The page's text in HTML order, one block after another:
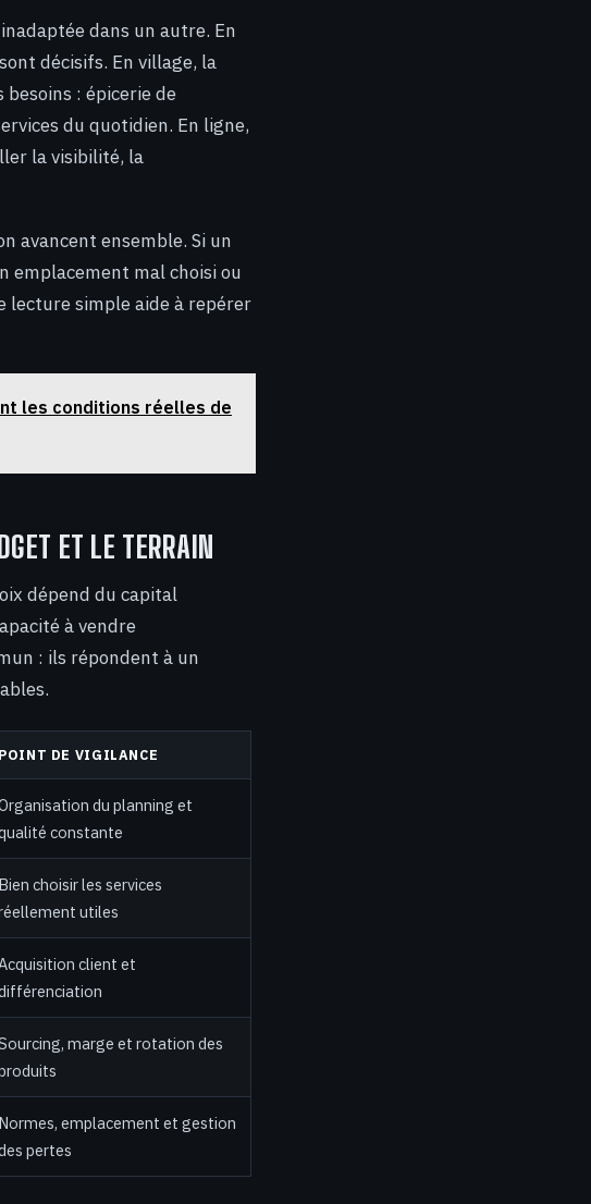
dans un autre. En
décisifs. En village, la
: épicerie de
du quotidien. En ligne,
la visibilité, la
avancent ensemble. Si un
emplacement mal choisi ou
lecture simple aide à repérer
les conditions réelles de
ET LE TERRAIN
dépend du capital
à vendre
: ils répondent à un
POINT DE VIGILANCE
du planning et
constante
Bien choisir les services
utiles
client et
marge et rotation des
Normes, emplacement et gestion
pertes